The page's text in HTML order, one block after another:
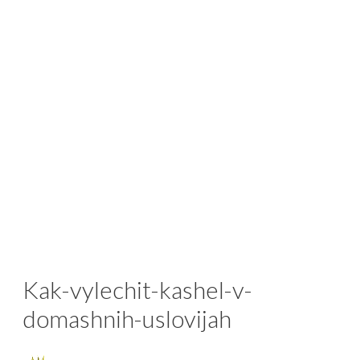
Kak-vylechit-kashel-v-
domashnih-uslovijah